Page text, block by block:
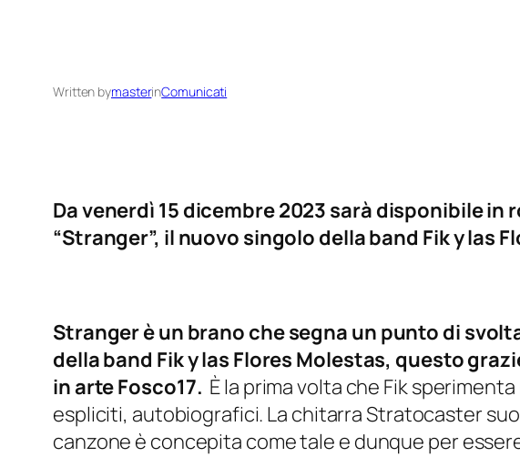
Written bymasterinComunicati
Da venerdì 15 dicembre 2023 sarà disponibile
“Stranger”, il nuovo singolo della band Fik y las
Stranger è un brano che segna un punto di
della band Fik y las Flores Molestas, questo
in arte Fosco17. È la prima volta che Fik
espliciti, autobiografici. La chitarra Stratocaster
canzone è concepita come tale e dunque per